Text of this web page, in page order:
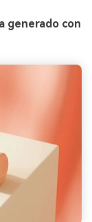
generado con